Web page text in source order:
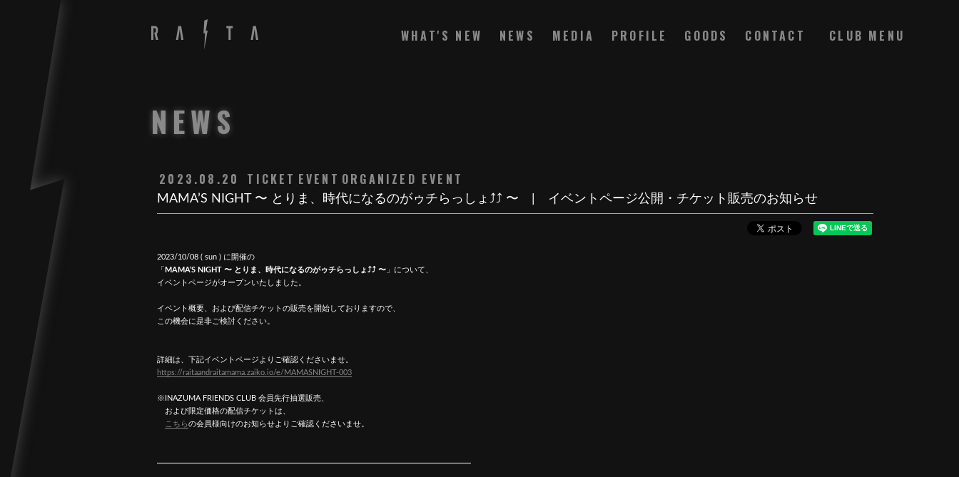
WHAT'S NEW NEWS MEDIA PROFILE GOODS CONTACT
NEWS
2023.08.20 TICKET EVENT ORGANIZED EVENT
MAMA’S NIGHT 〜 とりま、時代になるのがゥチらっしょ⤴︎⤴︎ 〜 | イベントページ公開・チケット販売のお知らせ
2023/10/08 ( sun ) に開催の
「 MAMA’S NIGHT 〜 とりま、時代になるのがゥチらっしょ⤴︎⤴︎ 〜 」について、
イベントページがオープンいたしました。
イベント概要、および配信チケットの販売を開始しておりますので、
この機会に是非ご検討ください。
詳細は、下記イベントページよりご確認くださいませ。
https://raitaandraitamama.zaiko.io/e/MAMASNIGHT-003
※INAZUMA FRIENDS CLUB 会員先行抽選販売、
および限定価格の配信チケットは、
こちらの会員様向けのお知らせよりご確認くださいませ。